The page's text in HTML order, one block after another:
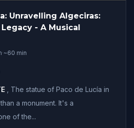
Unravelling Algeciras:
- A Musical
·~60 min
The statue of Paco de Lucía in
a monument. It's a
of the...